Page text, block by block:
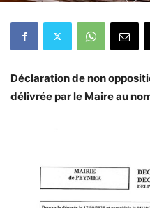
Déclaration de non
délivrée par le Maire au